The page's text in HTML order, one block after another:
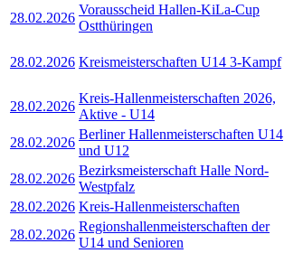
28.02.2026
Vorausscheid Hallen-KiLa-Cup
Ostthüringen
28.02.2026 Kreismeisterschaften U14 3-Kampf
28.02.2026
Kreis-Hallenmeisterschaften 2026,
Aktive - U14
28.02.2026
Berliner Hallenmeisterschaften U14
und U12
28.02.2026
Bezirksmeisterschaft Halle Nord-
Westpfalz
28.02.2026 Kreis-Hallenmeisterschaften
28.02.2026
Regionshallenmeisterschaften der
U14 und Senioren